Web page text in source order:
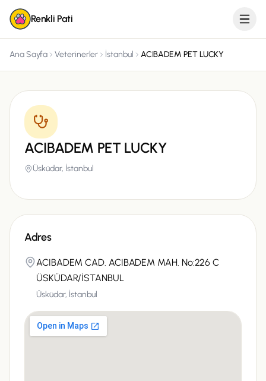
Renkli Pati
Ana Sayfa Veterinerler İstanbul ACIBADEM PET LUCKY
ACIBADEM PET LUCKY
Üsküdar, İstanbul
Adres
ACIBADEM CAD. ACIBADEM MAH. No:226 C
ÜSKÜDAR/İSTANBUL
Üsküdar, İstanbul